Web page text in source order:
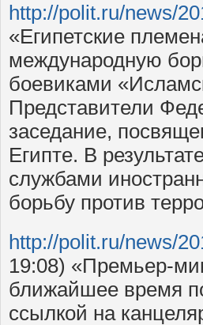
http://polit.ru/news/
«Египетские
международную
боевиками
Представители
заседание,
Египте. В
службами
борьбу против
http://polit.ru/news/
19:08) «Премьер-
ближайшее время
ссылкой на